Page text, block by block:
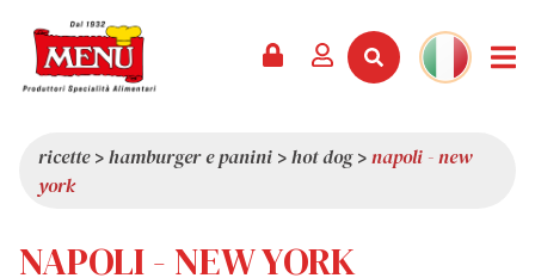
CATALOGO
SERVIZI
ULTIME NOVITÀ
PREMI
RASSEGNA STAMPA
CHI SIAMO
QUALITÀ
VALORI
ricette>hamburger e panini >hot dog>napoli - new
york
NAPOLI - NEW YORK